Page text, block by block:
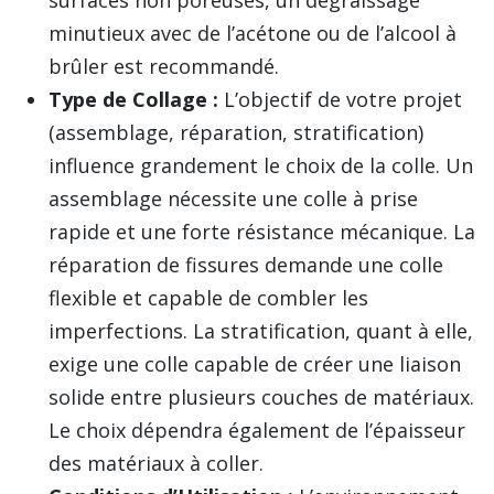
minutieux avec de l’acétone ou de l’alcool à
brûler est recommandé.
Type de Collage : L’objectif de votre projet
(assemblage, réparation, stratification)
influence grandement le choix de la colle. Un
assemblage nécessite une colle à prise
rapide et une forte résistance mécanique. La
réparation de fissures demande une colle
flexible et capable de combler les
imperfections. La stratification, quant à elle,
exige une colle capable de créer une liaison
solide entre plusieurs couches de matériaux.
Le choix dépendra également de l’épaisseur
des matériaux à coller.